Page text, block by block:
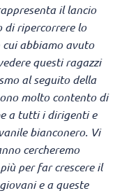
il lancio
di ripercorrere lo
cui abbiamo avuto
questi ragazzi
al seguito della
molto contento di
a tutti i dirigenti e
bianconero. Vi
cercheremo
per far crescere il
e a queste